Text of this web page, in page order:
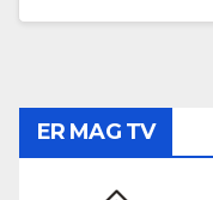
ER MAG TV